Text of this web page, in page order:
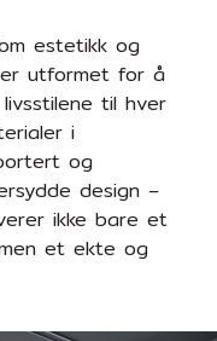
estetikk og
utformet for å
til hver
i
og
design –
ikke bare et
et ekte og